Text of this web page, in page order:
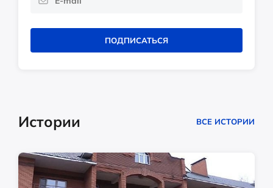
ПОДПИСАТЬСЯ
Истории ВСЕ ИСТОРИИ